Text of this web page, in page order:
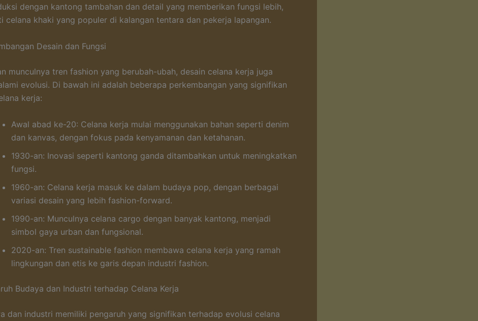
dengan kantong tambahan dan detail yang memberikan fungsi lebih,
celana khaki yang populer di kalangan tentara dan pekerja lapangan.
Desain dan Fungsi
munculnya tren fashion yang berubah-ubah, desain celana kerja juga
evolusi. Di bawah ini adalah beberapa perkembangan yang signifikan
kerja:
Awal abad ke-20: Celana kerja mulai menggunakan bahan seperti denim
dan kanvas, dengan fokus pada kenyamanan dan ketahanan.
1930-an: Inovasi seperti kantong ganda ditambahkan untuk meningkatkan
fungsi.
1960-an: Celana kerja masuk ke dalam budaya pop, dengan berbagai
variasi desain yang lebih fashion-forward.
1990-an: Munculnya celana cargo dengan banyak kantong, menjadi
simbol gaya urban dan fungsional.
2020-an: Tren sustainable fashion membawa celana kerja yang ramah
lingkungan dan etis ke garis depan industri fashion.
Budaya dan Industri terhadap Celana Kerja
dan industri memiliki pengaruh yang signifikan terhadap evolusi celana